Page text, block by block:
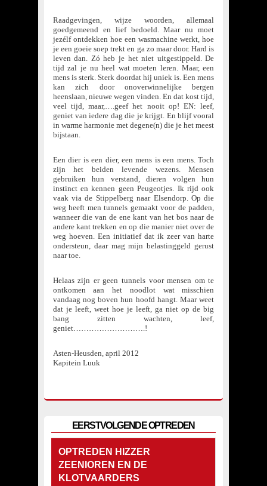
Raadgevingen, wijze woorden, allemaal
goedgemeend en lief bedoeld. Maar nu moet
jezélf ontdekken hoe een wasmachine werkt, hoe
je een goeie soep trekt en ga zo maar door. Hard is
leven dan. Zó heb je het niet uitgestippeld. De
tijd zal je nu heel wat moeten leren. Maar, een
mens is sterk. Sterk doordat hij uniek is. Een mens
kan zich door onoverwinnelijke bergen
heenslaan, nieuwe wegen vinden. En dat kost tijd,
veel tijd, maar,….geef het nooit op! EN: leef,
geniet van iedere dag die je krijgt. En blijf vooral
in warme harmonie met degene(n) die je het meest
bijstaan.
Een dier is een dier, een mens is een mens. Toch
zijn het beiden levende wezens. Mensen
gebruiken hun verstand, dieren volgen hun
instinct en kennen geen Peugeotjes. Ik rijd ook
vaak via de Stippelberg naar Elsendorp. Op die
weg heeft men tunnels gemaakt voor de padden,
wanneer die van de ene kant van het bos naar de
andere kant trekken en op die manier niet over de
weg hoeven. Een initiatief dat ik zeer van harte
ondersteun, daar mag mijn belastinggeld gerust
naar toe.
Helaas zijn er geen tunnels voor mensen om te
ontkomen aan het noodlot wat misschien
vandaag nog boven hun hoofd hangt. Maar weet
dat je leeft, weet hoe je leeft, ga niet op de big
bang zitten wachten, leef,
geniet……………………….!
Asten-Heusden, april 2012
Kapitein Luuk
EERSTVOLGENDE OPTREDEN
OPTREDEN HIZZER
ZEENIOREN EN DE
KLOTVAARDERS